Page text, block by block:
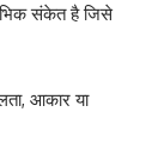
संकेत है जिसे
आकार या